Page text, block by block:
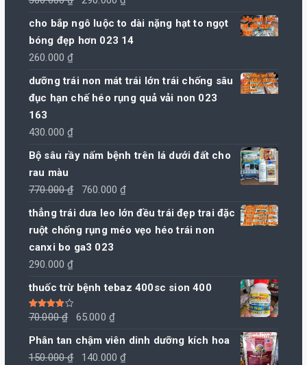
hạng 5.00 5
gốc
là:
hiện
tại
cho bắp ngô luộc to dài nặng hạt to ngọt
bóng đẹp hơn 023 14
260.000₫
dưỡng trái non mát trái lớn trái chống sâu
đục hạn chế héo rụng quả vải non 023
163
430.000₫
Bộ sâu rầy nấm bệnh trên lá dưới đất cho
rau màu
770.000₫
Giá
gốc
770.000 ₫.
760.000₫
hiện
thẳng trái dưa leo lớn đều trái đẹp trai đặc
ruột chống rụng méo vẹo héo trái non
canxi bo ga3 023
290.000₫
thuốc trừ bệnh tebaz 400sc sion 400
Được xếp
hạng 4.00
70.000₫
Giá
gốc
là:
65.000 ₫
hiện
tại
Phân tan chậm viên dinh dưỡng kích hoa
150.000₫
Giá
140.000₫